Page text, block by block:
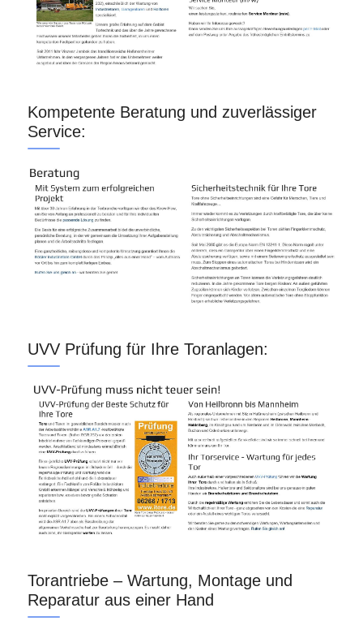
Kompetente Beratung und zuverlässiger
Service:
UVV Prüfung für Ihre Toranlagen:
Torantriebe – Wartung, Montage und
Reparatur aus einer Hand